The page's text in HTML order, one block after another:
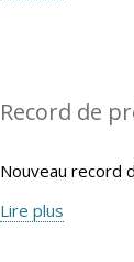
Record de
Nouveau record
Lire plus